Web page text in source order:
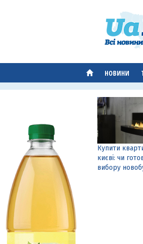
НОВИНИ
Купити
києві: чи
вибору